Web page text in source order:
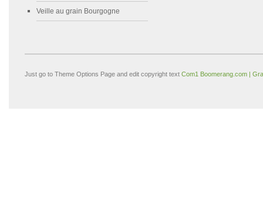
Veille au grain Bourgogne
Just go to Theme Options Page and edit copyright text Com1 Boomerang.com |